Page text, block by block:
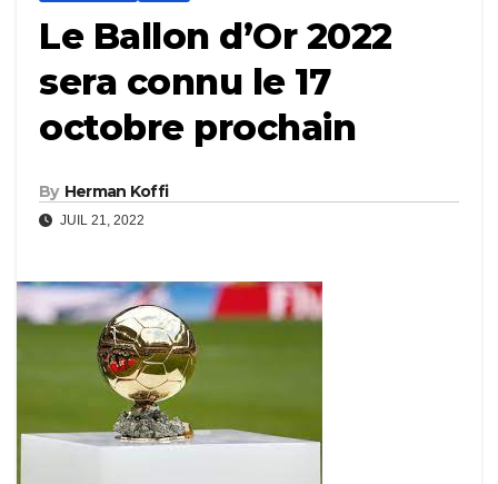
Le Ballon d’Or 2022
sera connu le 17
octobre prochain
By Herman Koffi
JUIL 21, 2022